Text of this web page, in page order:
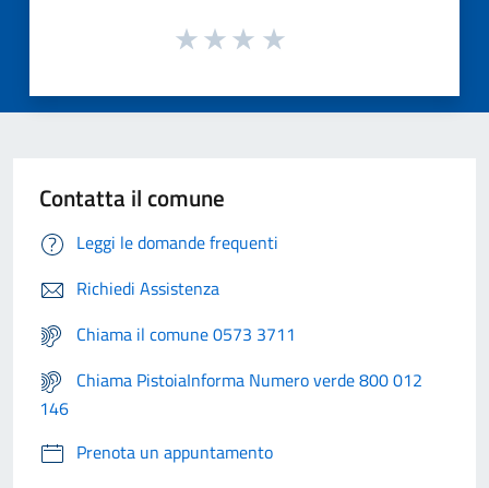
Contatta il comune
Leggi le domande frequenti
Richiedi Assistenza
Chiama il comune 0573 3711
Chiama PistoiaInforma Numero verde 800 012
146
Prenota un appuntamento